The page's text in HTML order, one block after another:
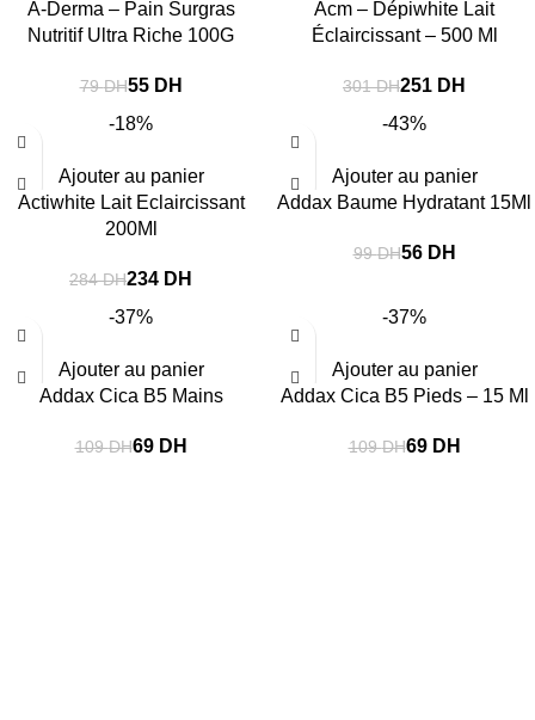
A-Derma – Pain Surgras
Nutritif Ultra Riche 100G
79DH55 DH
Acm – Dépiwhite Lait
Éclaircissant – 500 Ml
301DH251 DH
-18%
Ajouter au panier
Actiwhite Lait Eclaircissant
200Ml
284DH234 DH
-43%
Ajouter au panier
Addax Baume Hydratant 15Ml
99DH56 DH
-37%
Ajouter au panier
Addax Cica B5 Mains
109DH69 DH
-37%
Ajouter au panier
Addax Cica B5 Pieds – 15 Ml
109DH69 DH